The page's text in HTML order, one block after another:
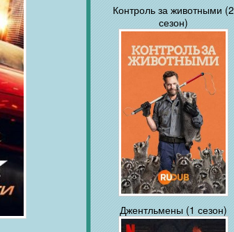
Контроль за животными (2
сезон)
Джентльмены (1 сезон)